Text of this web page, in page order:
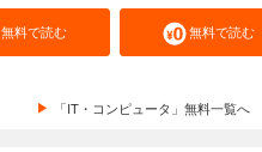
無料で読む 無料で読む
「IT・コンピュータ」無料一覧へ